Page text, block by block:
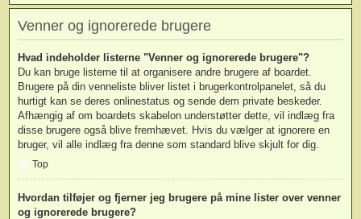
Venner og ignorerede brugere
Hvad indeholder listerne "Venner og ignorerede brugere"?
Du kan bruge listerne til at organisere andre brugere af boardet.
Brugere på din venneliste bliver listet i brugerkontrolpanelet, så du
hurtigt kan se deres onlinestatus og sende dem private beskeder.
Afhængig af om boardets skabelon understøtter dette, vil indlæg fra
disse brugere også blive fremhævet. Hvis du vælger at ignorere en
bruger, vil alle indlæg fra denne som standard blive skjult for dig.
Top
Hvordan tilføjer og fjerner jeg brugere på mine lister over venner
og ignorerede brugere?